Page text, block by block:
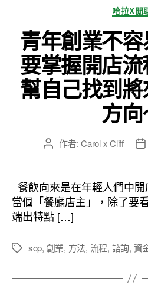
分
類
哈拉X閒
青年創業不
要掌握開店
幫自己找到
方
文
者
作者:Carol x Cliff
文
佈
日
期
餐飲向來是在年輕人們中
當個「餐廳店主」，除了要
端出特點 […]
標
sop, 創業, 方法, 流程, 諮詢, 資